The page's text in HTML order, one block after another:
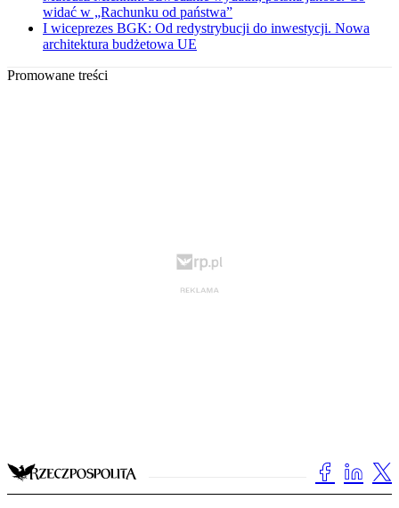
widać w „Rachunku od państwa”
I wiceprezes BGK: Od redystrybucji do inwestycji. Nowa
architektura budżetowa UE
Promowane treści